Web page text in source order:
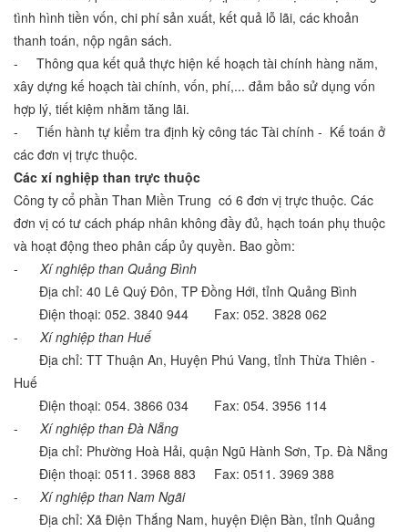
tình hình tiền vốn, chi phí sản xuất, kết quả lỗ lãi, các khoản
thanh toán, nộp ngân sách.
- Thông qua kết quả thực hiện kế hoạch tài chính hàng năm,
xây dựng kế hoạch tài chính, vốn, phí,... đảm bảo sử dụng vốn
hợp lý, tiết kiệm nhằm tăng lãi.
- Tiến hành tự kiểm tra định kỳ công tác Tài chính - Kế toán ở
các đơn vị trực thuộc.
Các xí nghiệp than trực thuộc
Công ty cổ phần Than Miền Trung có 6 đơn vị trực thuộc. Các
đơn vị có tư cách pháp nhân không đầy đủ, hạch toán phụ thuộc
và hoạt động theo phân cấp ủy quyền. Bao gồm:
- Xí nghiệp than Quảng Bình
Địa chỉ: 40 Lê Quý Đôn, TP Đồng Hới, tỉnh Quảng Bình
Điện thoại: 052. 3840 944 Fax: 052. 3828 062
- Xí nghiệp than Huế
Địa chỉ: TT Thuận An, Huyện Phú Vang, tỉnh Thừa Thiên -
Huế
Điện thoại: 054. 3866 034 Fax: 054. 3956 114
- Xí nghiệp than Đà Nẵng
Địa chỉ: Phường Hoà Hải, quận Ngũ Hành Sơn, Tp. Đà Nẵng
Điện thoại: 0511. 3968 883 Fax: 0511. 3969 388
- Xí nghiệp than Nam Ngãi
Địa chỉ: Xã Điện Thắng Nam, huyện Điện Bàn, tỉnh Quảng